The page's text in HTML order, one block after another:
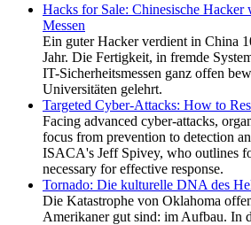
Hacks for Sale: Chinesische
Messen
Ein guter Hacker verdient in China
Jahr. Die Fertigkeit, in fremde
IT-Sicherheitsmessen ganz offen
Universitäten gelehrt.
Targeted Cyber-Attacks: How to
Facing advanced cyber-attacks,
focus from prevention to detection
ISACA's Jeff Spivey, who outlines
necessary for effective response.
Tornado: Die kulturelle DNA des
Die Katastrophe von Oklahoma
Amerikaner gut sind: im Aufbau. In